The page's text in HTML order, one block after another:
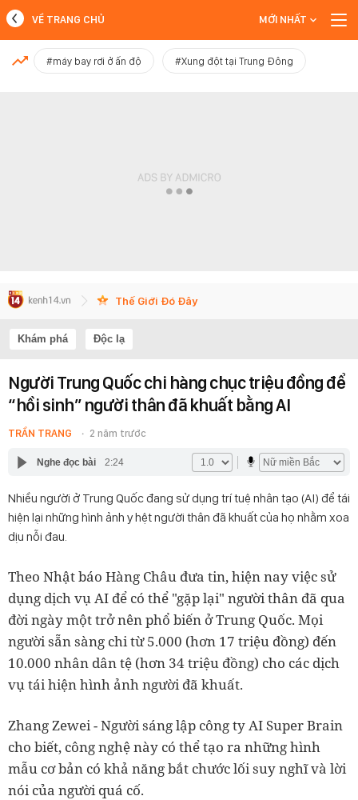
MỚI NHẤT
VỀ TRANG CHỦ MỚI NHẤT
#máy bay rơi ở ấn độ #Xung đột tại Trung Đông
Thế Giới Đó Đây
Khám phá Độc lạ
Người Trung Quốc chi hàng chục triệu đồng để
“hồi sinh” người thân đã khuất bằng AI
TRẦN TRANG 2 năm trước
Nghe đọc bài 2:24
Nhiều người ở Trung Quốc đang sử dụng trí tuệ nhân tạo (AI) để tái
hiện lại những hình ảnh y hệt người thân đã khuất của họ nhằm xoa
dịu nỗi đau.
Theo Nhật báo Hàng Châu đưa tin, hiện nay việc sử
dụng dịch vụ AI để có thể "gặp lại" người thân đã qua
đời ngày một trở nên phổ biến ở Trung Quốc. Mọi
người sẵn sàng chi từ 5.000 (hơn 17 triệu đồng) đến
10.000 nhân dân tệ (hơn 34 triệu đồng) cho các dịch
vụ tái hiện hình ảnh người đã khuất.
Zhang Zewei - Người sáng lập công ty AI Super Brain
cho biết, công nghệ này có thể tạo ra những hình
mẫu cơ bản có khả năng bắt chước lối suy nghĩ và lời
nói của người quá cố.